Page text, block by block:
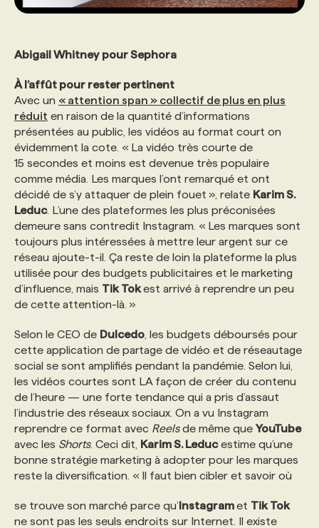
Abigail Whitney pour Sephora
À l’affût pour rester pertinent
Avec un « attention span » collectif de plus en plus
réduit en raison de la quantité d’informations
présentées au public, les vidéos au format court on
évidemment la cote. « La vidéo très courte de
15 secondes et moins est devenue très populaire
comme média. Les marques l’ont remarqué et ont
décidé de s’y attaquer de plein fouet », relate Karim S.
Leduc. L’une des plateformes les plus préconisées
demeure sans contredit Instagram. « Les marques sont
toujours plus intéressées à mettre leur argent sur ce
réseau ajoute-t-il. Ça reste de loin la plateforme la plus
utilisée pour des budgets publicitaires et le marketing
d’influence, mais Tik Tokest arrivé à reprendre un peu
de cette attention-là. »
Selon le CEO de Dulcedo , les budgets déboursés pour
cette application de partage de vidéo et de réseautage
social se sont amplifiés pendant la pandémie. Selon lui,
les vidéos courtes sont LA façon de créer du contenu
de l’heure — une forte tendance qui a pris d’assaut
l’industrie des réseaux sociaux. On a vu Instagram
reprendre ce format avec Reelsde même que YouTube
avec les Shorts. Ceci dit, Karim S. Leducestime qu’une
bonne stratégie marketing à adopter pour les marques
reste la diversification. « Il faut bien cibler et savoir où
se trouve son marché parce qu’Instagramet Tik Tok
ne sont pas les seuls endroits sur Internet. Il existe